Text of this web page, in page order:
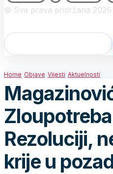
© Sva prava pridržana 2026
Home Objave Vijesti Aktuelnosti
Rezoluciji,
krije u